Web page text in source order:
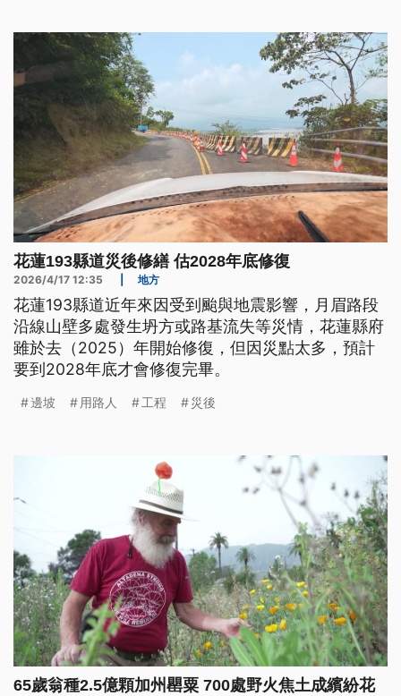
視與科技輔助，守護家園的安全底線。
花蓮193縣道災後修繕 估2028年底修復
2026/4/17 12:35 地方
花蓮193縣道近年來因受到颱與地震影響，月眉路段
沿線山壁多處發生坍方或路基流失等災情，花蓮縣府
雖於去（2025）年開始修復，但因災點太多，預計
要到2028年底才會修復完畢。
邊坡 用路人 工程 災後
65歲翁種2.5億顆加州罌粟 700處野火焦土成繽紛花